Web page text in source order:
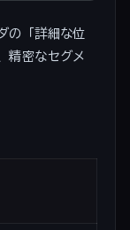
の「詳細な位
精密なセグメ